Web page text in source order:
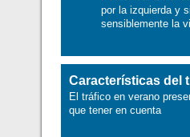
por la izquierda y
sensiblemente la
Características del
El tráfico en verano
que tener en cuenta